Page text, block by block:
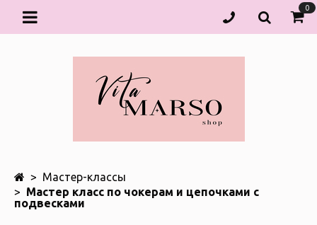
0
Мастер-классы
Мастер класс по чокерам и цепочками с
подвесками